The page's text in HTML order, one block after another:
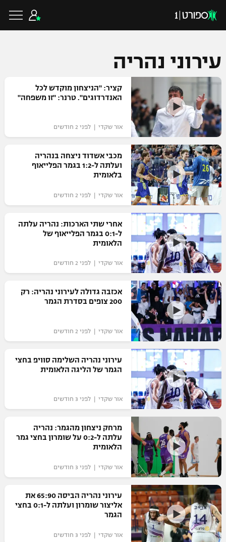
VOD
רץ ברשת
תוצאות
לוח שידורים
ברחבה
"מעל הליגה" – פודקאסט
"מחצית בשכונה" – פודקאסט
משתתפים וזוכים בפרסים
תקנון משתתפים וזוכים בפרסים
טניס
כדורגל ישראלי
ליגת העל
גביע הטוטו
ליגיונרים
גביע המדינה
נבחרת ישראל
מכבי חיפה
בית"ר ירושלים
מכבי תל אביב
הפועל תל אביב
הפועל חיפה
הפועל באר שבע
מכבי נתניה
בני יהודה
כדורגל עולמי
ליגת האלופות
ליגה אירופית
ליגה אנגלית
ליגה גרמנית
ליגה ספרדית
ליגה איטלקית
ליגה צרפתית
ליגה הולנדית
ליגה סינית
ליגה ברזילאית
ליגות נוספות
כדורסל ישראלי
ליגת ווינר סל
ליגה לאומית
כדורסל נשים
מכבי תל אביב
הפועל חולון
הפועל ירושלים
דני אבדיה
כדורסל עולמי
NBA
יורוליג
יורוקאפ
ענפים נוספים
טניס
כדוריד
כדורעף
שחייה
ג'ודו
אגרוף
ספורט אולימפי
היאבקות WWE
אופניים
ספורט מוטורי
כדורמים
עירוני נהריה
קציר: "הניצחון מוקדש לכל
האנדרדוגים". טרנר: "זו משפחה"
אור שקדי | לפני 2 חודשים
מכבי אשדוד ניצחה בנהריה
ועלתה ל-1:2 בגמר הפלייאוף
בלאומית
אור שקדי | לפני 2 חודשים
אחרי שתי הארכות: נהריה עלתה
ל-0:1 בגמר הפלייאוף של
הלאומית
אור שקדי | לפני 2 חודשים
אכזבה גדולה לעירוני נהריה: רק
200 צופים בסדרת הגמר
אור שקדי | לפני 2 חודשים
עירוני נהריה השלימה סוויפ בחצי
הגמר של הליגה הלאומית
אור שקדי | לפני 3 חודשים
מרחק ניצחון מהגמר: נהריה
עלתה ל-0:2 על שומרון בחצי גמר
הלאומית
אור שקדי | לפני 3 חודשים
עירוני נהריה הביסה 65:90 את
אליצור שומרון ועלתה ל-0:1 בחצי
הגמר
אור שקדי | לפני 3 חודשים